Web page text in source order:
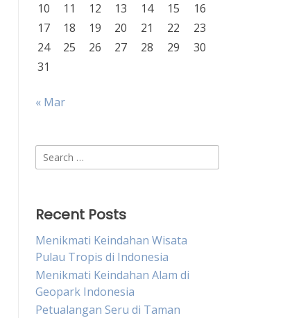
10
11 12 13 14 15
16
17
18 19 20 21 22
23
24
25 26 27 28 29
30
31
« Mar
Search
for:
Recent Posts
Menikmati Keindahan Wisata
Pulau Tropis di Indonesia
Menikmati Keindahan Alam di
Geopark Indonesia
Petualangan Seru di Taman